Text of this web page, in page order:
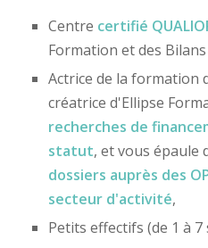
Centre certifié
Formation et des
Actrice de la formation
créatrice d'Ellipse
recherches de
statut, et vous épaule
dossiers auprès des
secteur d'activité,
Petits effectifs (de 1 à